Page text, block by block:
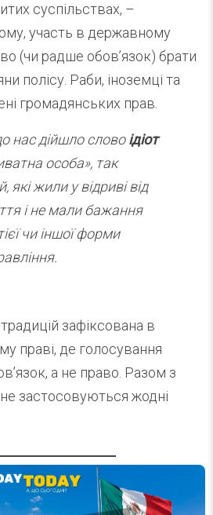
суспільствах, –
участь в державному
(чи радше обов’язок) брати
полісу. Раби, іноземці та
громадянських прав.
нас дійшло словоідіот
особа», так
жили у відриві від
і не мали бажання
чи іншої форми
зафіксована в
праві, де голосування
а не право. Разом з
застосовуються жодні